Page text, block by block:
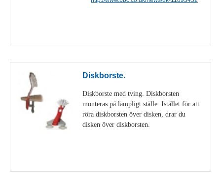
Diskborste.
Diskborste med tving. Diskborsten
monteras på lämpligt ställe. Istället för att
röra diskborsten över disken, drar du
disken över diskborsten.